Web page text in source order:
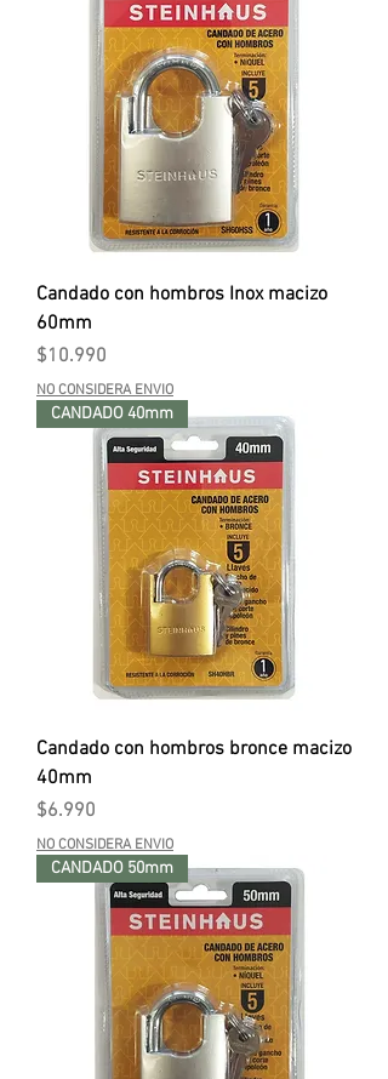
Candado con hombros Inox macizo
60mm
Precio
$10.990
NO CONSIDERA ENVIO
CANDADO 40mm
Candado con hombros bronce macizo
40mm
Precio
$6.990
NO CONSIDERA ENVIO
CANDADO 50mm